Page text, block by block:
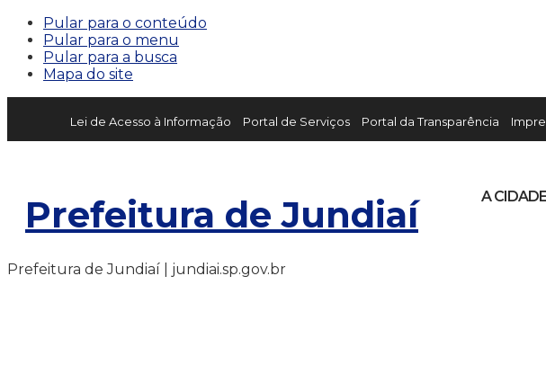
Pular para o conteúdo
Pular para o menu
Pular para a busca
Mapa do site
Lei de Acesso à Informação Portal de Serviços Portal da Transparência
Prefeitura de Jundiaí A CIDADE
Prefeitura de Jundiaí | jundiai.sp.gov.br